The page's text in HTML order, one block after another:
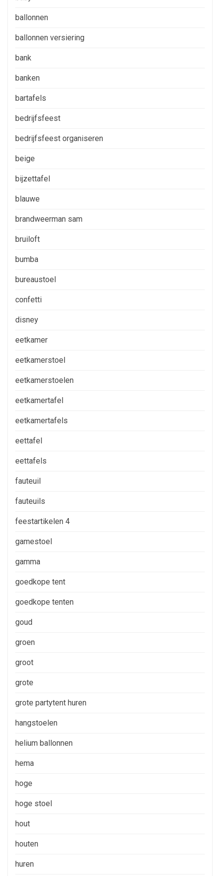
ballonnen
ballonnen versiering
bank
banken
bartafels
bedrijfsfeest
bedrijfsfeest organiseren
beige
bijzettafel
blauwe
brandweerman sam
bruiloft
bumba
bureaustoel
confetti
disney
eetkamer
eetkamerstoel
eetkamerstoelen
eetkamertafel
eetkamertafels
eettafel
eettafels
fauteuil
fauteuils
feestartikelen 4
gamestoel
gamma
goedkope tent
goedkope tenten
goud
groen
groot
grote
grote partytent huren
hangstoelen
helium ballonnen
hema
hoge
hoge stoel
hout
houten
huren